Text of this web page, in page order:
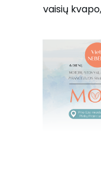
vaisių